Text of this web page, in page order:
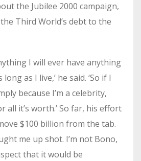
the Jubilee 2000 campaign,
Third World’s debt to the
I will ever have anything
as I live,’ he said. ‘So if I
because I’m a celebrity,
all it’s worth.’ So far, his effort
$100 billion from the tab.
me up shot. I’m not Bono,
that it would be